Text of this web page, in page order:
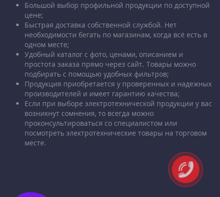
Большой выбор профильной продукции по доступной
цене;
Быстрая доставка собственной службой. Нет
необходимости бегать по магазинам, когда всё есть в
одном месте;
Удобный каталог с фото, ценами, описанием и
простота заказа прямо через сайт. Товары можно
подбирать с помощью удобных фильтров;
Продукция приобретается у проверенных и надежных
производителей и имеет гарантию качества;
Если при выборе электротехнической продукции у вас
возникнут сомнения, то всегда можно
проконсультироваться со специалистом или
посмотреть электротехнические товары на торговом
месте.